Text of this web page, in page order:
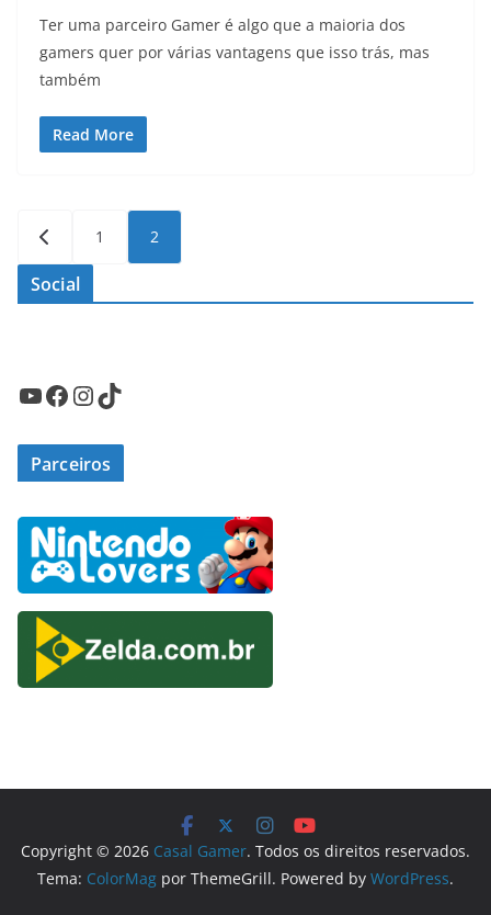
Ter uma parceiro Gamer é algo que a maioria dos
gamers quer por várias vantagens que isso trás, mas
também
Read More
Paginação
de
1 2
Social
Youtube Facebook InstagramTikTok
Parceiros
Copyright © 2026 Casal Gamer. Todos os direitos reservados.
Tema: ColorMag por ThemeGrill. Powered by WordPress.